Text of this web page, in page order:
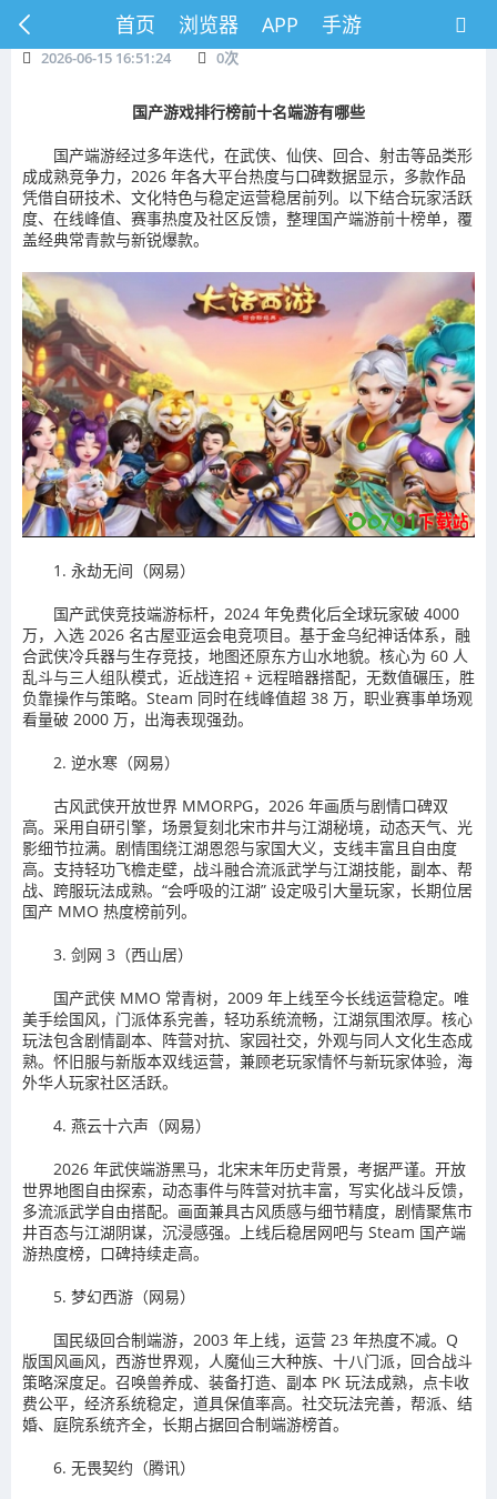
首页 浏览器 APP 手游
2026-06-15 16:51:24 0次
国产游戏排行榜前十名端游有哪些
国产端游经过多年迭代，在武侠、仙侠、回合、射击等品类形
成成熟竞争力，2026 年各大平台热度与口碑数据显示，多款作品
凭借自研技术、文化特色与稳定运营稳居前列。以下结合玩家活跃
度、在线峰值、赛事热度及社区反馈，整理国产端游前十榜单，覆
盖经典常青款与新锐爆款。
1. 永劫无间（网易）
国产武侠竞技端游标杆，2024 年免费化后全球玩家破 4000
万，入选 2026 名古屋亚运会电竞项目。基于金乌纪神话体系，融
合武侠冷兵器与生存竞技，地图还原东方山水地貌。核心为 60 人
乱斗与三人组队模式，近战连招 + 远程暗器搭配，无数值碾压，胜
负靠操作与策略。Steam 同时在线峰值超 38 万，职业赛事单场观
看量破 2000 万，出海表现强劲。
2. 逆水寒（网易）
古风武侠开放世界 MMORPG，2026 年画质与剧情口碑双
高。采用自研引擎，场景复刻北宋市井与江湖秘境，动态天气、光
影细节拉满。剧情围绕江湖恩怨与家国大义，支线丰富且自由度
高。支持轻功飞檐走壁，战斗融合流派武学与江湖技能，副本、帮
战、跨服玩法成熟。“会呼吸的江湖” 设定吸引大量玩家，长期位居
国产 MMO 热度榜前列。
3. 剑网 3（西山居）
国产武侠 MMO 常青树，2009 年上线至今长线运营稳定。唯
美手绘国风，门派体系完善，轻功系统流畅，江湖氛围浓厚。核心
玩法包含剧情副本、阵营对抗、家园社交，外观与同人文化生态成
熟。怀旧服与新版本双线运营，兼顾老玩家情怀与新玩家体验，海
外华人玩家社区活跃。
4. 燕云十六声（网易）
2026 年武侠端游黑马，北宋末年历史背景，考据严谨。开放
世界地图自由探索，动态事件与阵营对抗丰富，写实化战斗反馈，
多流派武学自由搭配。画面兼具古风质感与细节精度，剧情聚焦市
井百态与江湖阴谋，沉浸感强。上线后稳居网吧与 Steam 国产端
游热度榜，口碑持续走高。
5. 梦幻西游（网易）
国民级回合制端游，2003 年上线，运营 23 年热度不减。Q
版国风画风，西游世界观，人魔仙三大种族、十八门派，回合战斗
策略深度足。召唤兽养成、装备打造、副本 PK 玩法成熟，点卡收
费公平，经济系统稳定，道具保值率高。社交玩法完善，帮派、结
婚、庭院系统齐全，长期占据回合制端游榜首。
6. 无畏契约（腾讯）